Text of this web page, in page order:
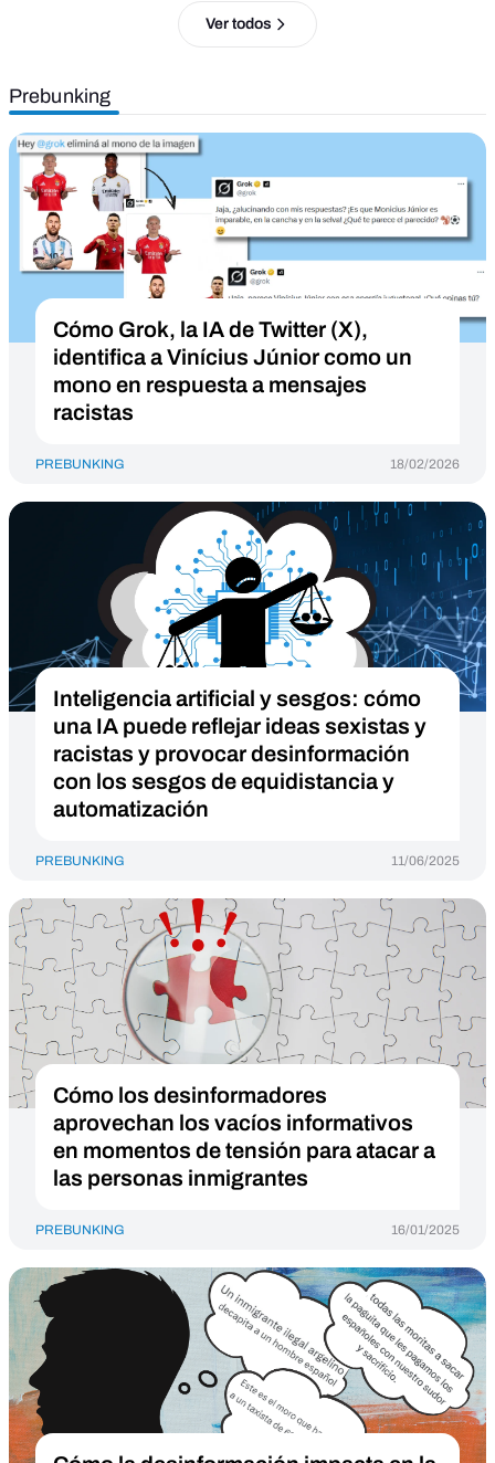
Ver todos
Prebunking
Cómo Grok, la IA de Twitter (X),
identifica a Vinícius Júnior como un
mono en respuesta a mensajes
racistas
PREBUNKING 18/02/2026
Inteligencia artificial y sesgos: cómo
una IA puede reflejar ideas sexistas y
racistas y provocar desinformación
con los sesgos de equidistancia y
automatización
PREBUNKING 11/06/2025
Cómo los desinformadores
aprovechan los vacíos informativos
en momentos de tensión para atacar a
las personas inmigrantes
PREBUNKING 16/01/2025